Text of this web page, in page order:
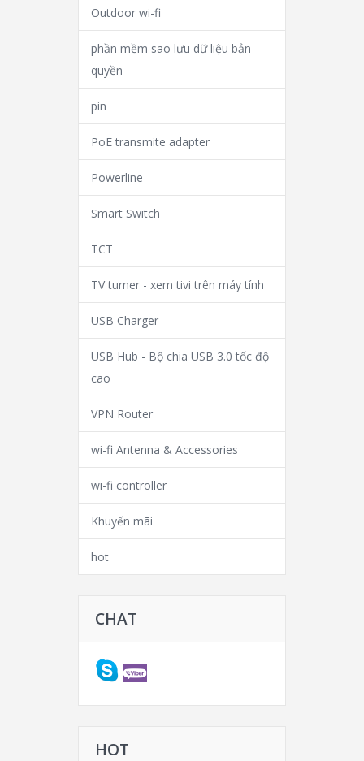
Outdoor wi-fi
phần mềm sao lưu dữ liệu bản
quyền
pin
PoE transmite adapter
Powerline
Smart Switch
TCT
TV turner - xem tivi trên máy tính
USB Charger
USB Hub - Bộ chia USB 3.0 tốc độ
cao
VPN Router
wi-fi Antenna & Accessories
wi-fi controller
Khuyến mãi
hot
CHAT
HOT